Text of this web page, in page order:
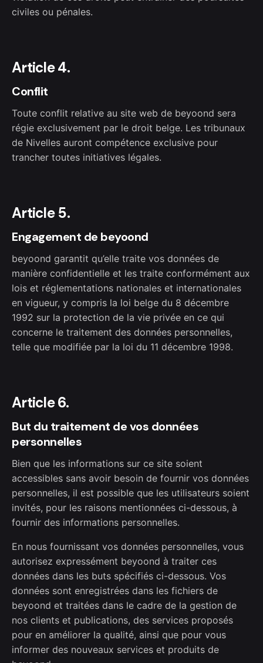
civiles ou pénales.
Article 4.
Conflit
Toute conflit relative au site web de beyoond sera
régie exclusivement par le droit belge. Les tribunaux
de Nivelles auront compétence exclusive pour
trancher toutes initiatives légales.
Article 5.
Engagement de beyoond
beyoond garantit qu’elle traite vos données de
manière confidentielle et les traite conformément aux
lois et réglementations nationales et internationales
en vigueur, y compris la loi belge du 8 décembre
1992 sur la protection de la vie privée en ce qui
concerne le traitement des données personnelles,
telle que modifiée par la loi du 11 décembre 1998.
Article 6.
But du traitement de vos données
personnelles
Bien que les informations sur ce site soient
accessibles sans avoir besoin de fournir vos données
personnelles, il est possible que les utilisateurs soient
invités, pour les raisons mentionnées ci-dessous, à
fournir des informations personnelles.
En nous fournissant vos données personnelles, vous
autorisez expressément beyoond à traiter ces
données dans les buts spécifiés ci-dessous. Vos
données sont enregistrées dans les fichiers de
beyoond et traitées dans le cadre de la gestion de
nos clients et publications, des services proposés
pour en améliorer la qualité, ainsi que pour vous
informer des nouveaux services et produits de